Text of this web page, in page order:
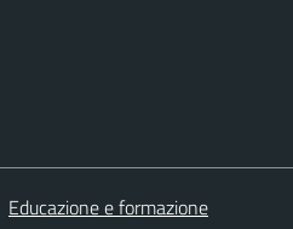
Educazione e formazione